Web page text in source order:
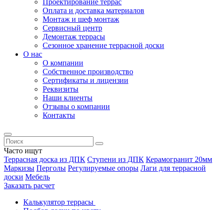
Проектирование террас
Оплата и доставка материалов
Монтаж и шеф монтаж
Сервисный центр
Демонтаж террасы
Сезонное хранение террасной доски
О нас
О компании
Собственное производство
Сертификаты и лицензии
Реквизиты
Наши клиенты
Отзывы о компании
Контакты
Часто ищут
Террасная доска из ДПК Ступени из ДПК Керамогранит 20мм
Маркизы Перголы Регулируемые опоры Лаги для террасной
доски Мебель
Заказать расчет
Калькулятор террасы